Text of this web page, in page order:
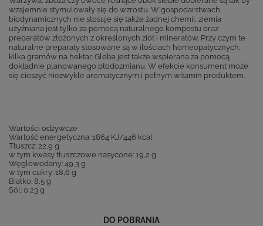
wzajemnie stymulowały się do wzrostu. W gospodarstwach
biodynamicznych nie stosuje się także żadnej chemii, ziemia
użyźniana jest tylko za pomocą naturalnego kompostu oraz
preparatów złożonych z określonych ziół i minerałów. Przy czym te
naturalne preparaty stosowane są w ilościach homeopatycznych,
kilka gramów na hektar. Gleba jest także wspierana za pomocą
dokładnie planowanego płodozmianu. W efekcie konsument może
się cieszyć niezwykle aromatycznym i pełnym witamin produktem.
Wartości odżywcze
Wartość energetyczna: 1864 KJ/446 kcal
Tłuszcz: 22,9 g
w tym kwasy tłuszczowe nasycone: 19,2 g
Węglowodany: 49,3 g
w tym cukry: 18,6 g
Białko: 8,5 g
Sól: 0,23 g
DO POBRANIA